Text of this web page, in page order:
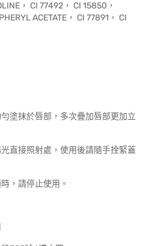
， CI 77492， CI 15850，
ACETATE， CI 77891， CI
塗抹於唇部，多次疊加唇部更加立
直接照射處，使用後請隨手拴緊蓋
，請停止使用。